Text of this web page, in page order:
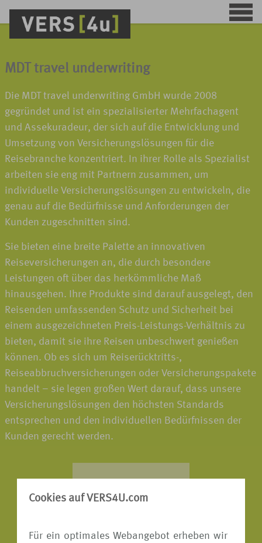
Cookies auf VERS4U.com
Für ein optimales Webangebot erheben wir
MDT travel underwriting
Die MDT travel underwriting GmbH wurde 2008
gegründet und ist ein spezialisierter Mehrfachagent
und Assekuradeur, der sich auf die Entwicklung und
Umsetzung von Versicherungslösungen für die
Reisebranche konzentriert. In ihrer Rolle als Spezialist
arbeiten sie eng mit Partnern zusammen, um
individuelle Versicherungslösungen zu entwickeln, die
genau auf die Bedürfnisse und Anforderungen der
Kunden zugeschnitten sind.
Sie bieten eine breite Palette an innovativen
Reiseversicherungen an, die durch besondere
Leistungen oft über das herkömmliche Maß
hinausgehen. Ihre Produkte sind darauf ausgelegt, den
Reisenden umfassenden Schutz und Sicherheit bei
einem ausgezeichneten Preis-Leistungs-Verhältnis zu
bieten, damit sie ihre Reisen unbeschwert genießen
können. Ob es sich um Reiserücktritts-,
Reiseabbruchversicherungen oder Versicherungspakete
handelt – sie legen großen Wert darauf, dass unsere
Versicherungslösungen den höchsten Standards
entsprechen und den individuellen Bedürfnissen der
Kunden gerecht werden.